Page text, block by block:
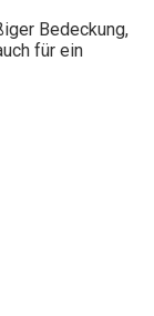
Bedeckung,
für ein